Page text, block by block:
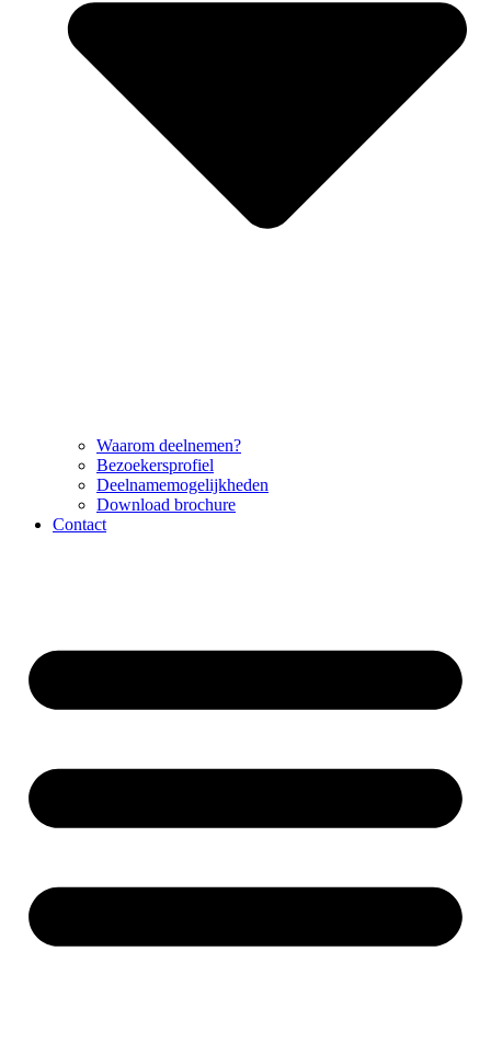
Waarom deelnemen?
Bezoekersprofiel
Deelnamemogelijkheden
Download brochure
Contact